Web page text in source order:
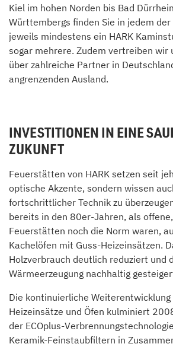
Kiel im hohen Norden bis Bad
Württembergs finden Sie in jedem
jeweils mindestens ein HARK
sogar mehrere. Zudem vertreiben wir
über zahlreiche Partner in
angrenzenden Ausland.
INVESTITIONEN IN EINE
ZUKUNFT
Feuerstätten von HARK setzen seit
optische Akzente, sondern wissen
fortschrittlicher Technik zu
bereits in den 80er-Jahren, als
Feuerstätten noch die Norm waren,
Kachelöfen mit Guss-Heizeinsätzen.
Holzverbrauch deutlich reduziert und
Wärmeerzeugung nachhaltig
Die kontinuierliche
Heizeinsätze und Öfen kulminiert
der ECOplus-
Keramik-Feinstaubfiltern in